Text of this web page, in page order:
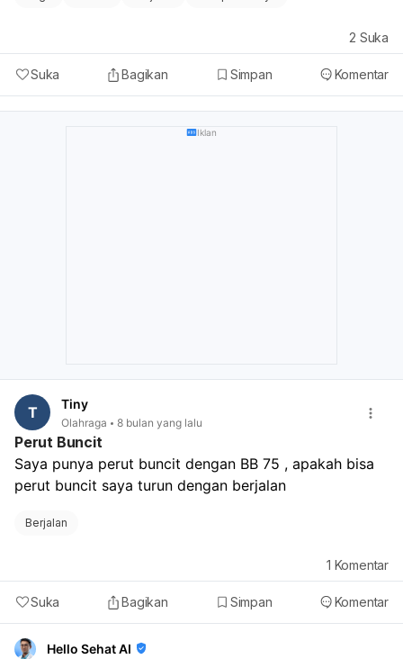
Suka Bagikan Simpan Komentar
2 Suka
Iklan
T Tiny
Olahraga 8 bulan yang lalu
Perut Buncit
Saya punya perut buncit dengan BB 75 , apakah bisa
perut buncit saya turun dengan berjalan
Berjalan
Suka Bagikan Simpan Komentar
1 Komentar
Hello Sehat AI